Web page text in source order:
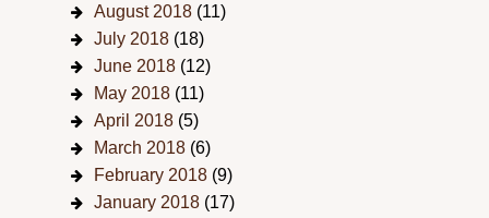
August 2018 (11)
July 2018 (18)
June 2018 (12)
May 2018 (11)
April 2018 (5)
March 2018 (6)
February 2018 (9)
January 2018 (17)